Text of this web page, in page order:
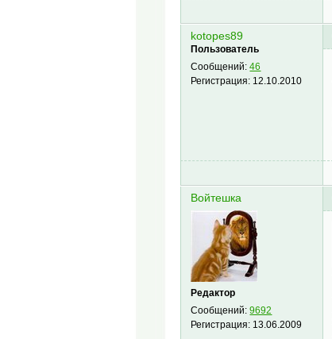
kotopes89
Пользователь
Сообщений:46
Регистрация: 12.10.2010
Войтешка
Редактор
Сообщений:9692
Регистрация: 13.06.2009